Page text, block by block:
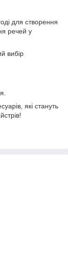
для створення
речей у
вибір
які стануть